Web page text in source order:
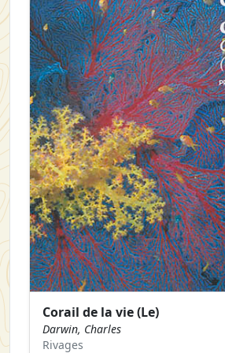
Corail de la vie (Le)
Darwin, Charles
Rivages